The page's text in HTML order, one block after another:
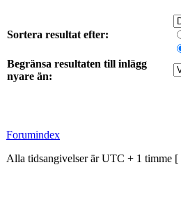
Sortera resultat efter:
Begränsa resultaten till inlägg
nyare än:
Forumindex
Alla tidsangivelser är UTC + 1 timme [